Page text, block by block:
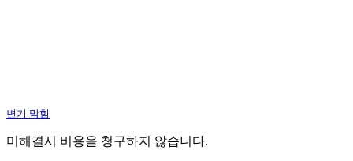
변기 막힘
미해결시 비용을 청구하지 않습니다.